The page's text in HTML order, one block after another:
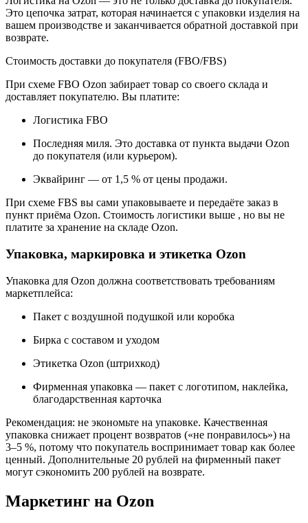
Это цепочка затрат, которая начинается с упаковки изделия на
вашем производстве и заканчивается обратной доставкой при
возврате.
Стоимость доставки до покупателя (FBO/FBS)
При схеме FBO Ozon забирает товар со своего склада и
доставляет покупателю. Вы платите:
Логистика FBO
Последняя миля. Это доставка от пункта выдачи Ozon
до покупателя (или курьером).
Эквайринг — от 1,5 % от цены продажи.
При схеме FBS вы сами упаковываете и передаёте заказ в
пункт приёма Ozon. Стоимость логистики выше , но вы не
платите за хранение на складе Ozon.
Упаковка, маркировка и этикетка Ozon
Упаковка для Ozon должна соответствовать требованиям
маркетплейса:
Пакет с воздушной подушкой или коробка
Бирка с составом и уходом
Этикетка Ozon (штрихкод)
Фирменная упаковка — пакет с логотипом, наклейка,
благодарственная карточка
Рекомендация: не экономьте на упаковке. Качественная
упаковка снижает процент возвратов («не понравилось») на
3–5 %, потому что покупатель воспринимает товар как более
ценный. Дополнительные 20 рублей на фирменный пакет
могут сэкономить 200 рублей на возврате.
Маркетинг на Ozon